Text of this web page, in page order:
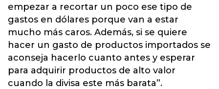
empezar a recortar un poco ese tipo de
gastos en dólares porque van a estar
mucho más caros. Además, si se quiere
hacer un gasto de productos importados se
aconseja hacerlo cuanto antes y esperar
para adquirir productos de alto valor
cuando la divisa este más barata”.